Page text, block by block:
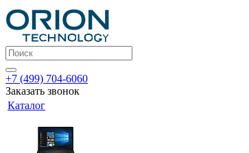
+7 (499) 704-6060
Заказать звонок
Каталог